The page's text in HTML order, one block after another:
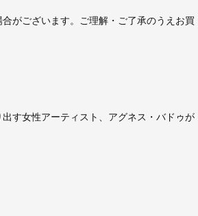
がございます。ご理解・ご了承のうえお買
す女性アーティスト、アグネス・バドゥが